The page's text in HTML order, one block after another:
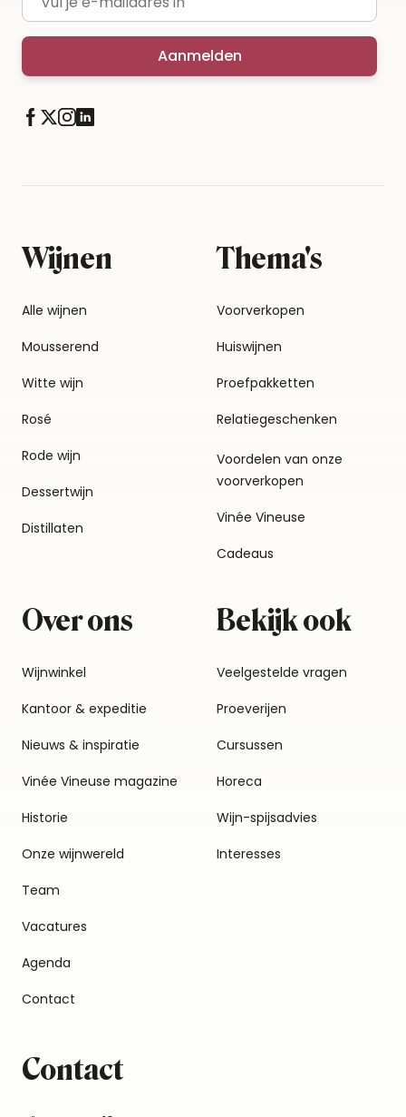
Aanmelden
Wijnen
Alle wijnen
Mousserend
Witte wijn
Rosé
Rode wijn
Dessertwijn
Distillaten
Thema's
Voorverkopen
Huiswijnen
Proefpakketten
Relatiegeschenken
Voordelen van onze
voorverkopen
Vinée Vineuse
Cadeaus
Over ons
Wijnwinkel
Kantoor & expeditie
Nieuws & inspiratie
Vinée Vineuse magazine
Historie
Onze wijnwereld
Team
Vacatures
Agenda
Contact
Bekijk ook
Veelgestelde vragen
Proeverijen
Cursussen
Horeca
Wijn-spijsadvies
Interesses
Contact